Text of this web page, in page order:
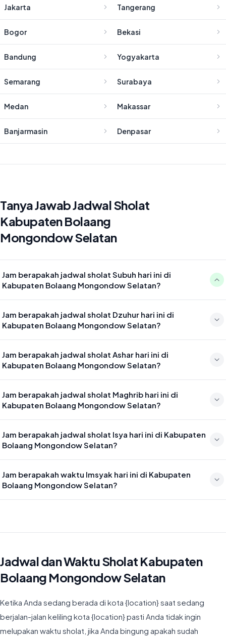
Jakarta Tangerang
Bogor Bekasi
Bandung Yogyakarta
Semarang Surabaya
Medan Makassar
Banjarmasin Denpasar
Tanya Jawab Jadwal Sholat
Kabupaten Bolaang
Mongondow Selatan
Jam berapakah jadwal sholat Subuh hari ini di
Kabupaten Bolaang Mongondow Selatan?
hari ini jatuh pada 04:28
Jam berapakah jadwal sholat Dzuhur hari ini di
Kabupaten Bolaang Mongondow Selatan?
hari ini jatuh pada 11:53
Jam berapakah jadwal sholat Ashar hari ini di
Kabupaten Bolaang Mongondow Selatan?
ini jatuh pada 15:14
Jam berapakah jadwal sholat Maghrib hari ini di
Kabupaten Bolaang Mongondow Selatan?
hari ini jatuh pada 17:57
Jam berapakah jadwal sholat Isya hari ini di Kabupaten
Bolaang Mongondow Selatan?
ini jatuh pada 19:08
Jam berapakah waktu Imsyak hari ini di Kabupaten
Bolaang Mongondow Selatan?
Jadwal dan Waktu Sholat Kabupaten
Bolaang Mongondow Selatan
Ketika Anda sedang berada di kota {location} saat sedang
berjalan-jalan keliling kota {location} pasti Anda tidak ingin
melupakan waktu sholat, jika Anda bingung apakah sudah